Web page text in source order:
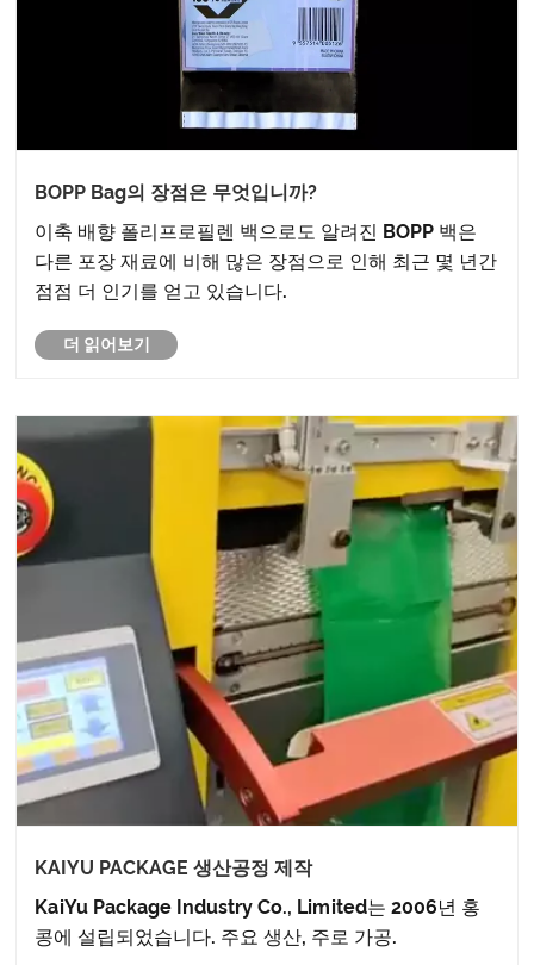
BOPP Bag의 장점은 무엇입니까?
이축 배향 폴리프로필렌 백으로도 알려진 BOPP 백은
다른 포장 재료에 비해 많은 장점으로 인해 최근 몇 년간
점점 더 인기를 얻고 있습니다.
더 읽어보기
KAIYU PACKAGE 생산공정 제작
KaiYu Package Industry Co., Limited는 2006년 홍
콩에 설립되었습니다. 주요 생산, 주로 가공.